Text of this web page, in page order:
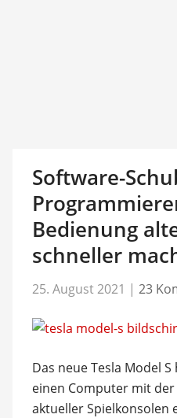
Software-
Bedienung
schneller
25. August 2021 | 23
Das neue Tesla Model
einen Computer mit
aktueller Spielkonsolen